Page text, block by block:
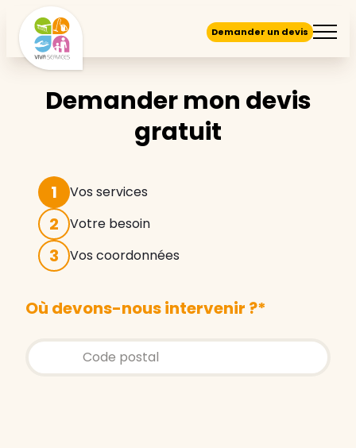
Demander un devis
Demander mon devis
gratuit
1 Vos services
2 Votre besoin
3 Vos coordonnées
Où devons-nous intervenir ?*
Store locator global - Autocompletion
Rechercher